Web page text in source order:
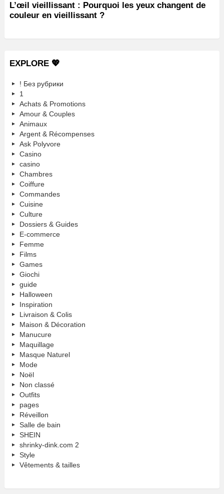
L’œil vieillissant : Pourquoi les yeux changent de
couleur en vieillissant ?
EXPLORE 💖
! Без рубрики
1
Achats & Promotions
Amour & Couples
Animaux
Argent & Récompenses
Ask Polyvore
Casino
casino
Chambres
Coiffure
Commandes
Cuisine
Culture
Dossiers & Guides
E-commerce
Femme
Films
Games
Giochi
guide
Halloween
Inspiration
Livraison & Colis
Maison & Décoration
Manucure
Maquillage
Masque Naturel
Mode
Noël
Non classé
Outfits
pages
Réveillon
Salle de bain
SHEIN
shrinky-dink.com 2
Style
Vêtements & tailles